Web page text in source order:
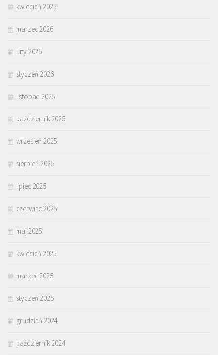
kwiecień 2026
marzec 2026
luty 2026
styczeń 2026
listopad 2025
październik 2025
wrzesień 2025
sierpień 2025
lipiec 2025
czerwiec 2025
maj 2025
kwiecień 2025
marzec 2025
styczeń 2025
grudzień 2024
październik 2024